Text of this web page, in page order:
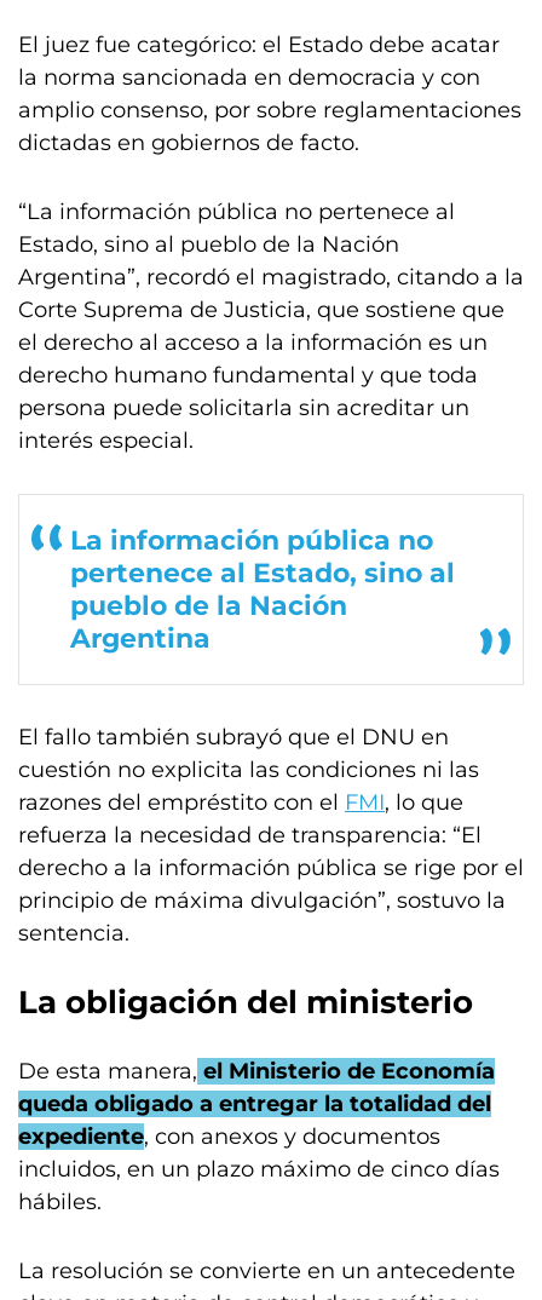
El juez fue categórico: el Estado debe acatar
la norma sancionada en democracia y con
amplio consenso, por sobre reglamentaciones
dictadas en gobiernos de facto.
“La información pública no pertenece al
Estado, sino al pueblo de la Nación
Argentina”, recordó el magistrado, citando a la
Corte Suprema de Justicia, que sostiene que
el derecho al acceso a la información es un
derecho humano fundamental y que toda
persona puede solicitarla sin acreditar un
interés especial.
La información pública no
pertenece al Estado, sino al
pueblo de la Nación
Argentina
El fallo también subrayó que el DNU en
cuestión no explicita las condiciones ni las
razones del empréstito con el FMI, lo que
refuerza la necesidad de transparencia: “El
derecho a la información pública se rige por el
principio de máxima divulgación”, sostuvo la
sentencia.
La obligación del ministerio
De esta manera, el Ministerio de Economía
queda obligado a entregar la totalidad del
expediente, con anexos y documentos
incluidos, en un plazo máximo de cinco días
hábiles.
La resolución se convierte en un antecedente